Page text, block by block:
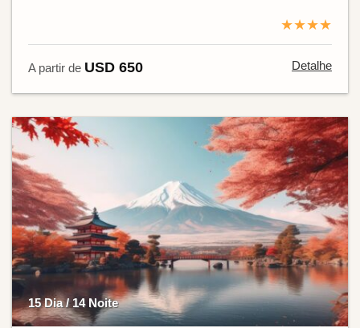
★★★★
A partir de USD 650 Detalhe
15 Dia / 14 Noite